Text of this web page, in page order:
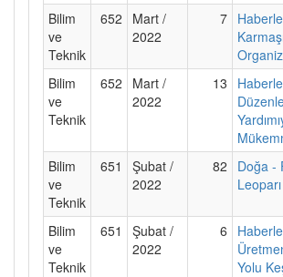
Bilim
ve
Teknik
652
Mart /
2022
7
Bilim
ve
Teknik
652
Mart /
2022
13
Bilim
ve
Teknik
651
Şubat /
2022
82
Doğa -
Leoparı
Bilim
ve
Teknik
651
Şubat /
2022
6
Yolu